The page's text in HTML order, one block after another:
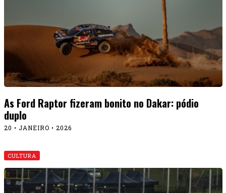
As Ford Raptor fizeram bonito no Dakar: pódio
duplo
20 • JANEIRO • 2026
CULTURA